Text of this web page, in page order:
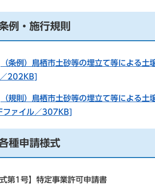
例・施行規則
（条例）鳥栖市土砂等の埋立て等による
202KB]
（規則）鳥栖市土砂等の埋立て等による土
ファイル／307KB]
種申請様式
式第1号】特定事業許可申請書